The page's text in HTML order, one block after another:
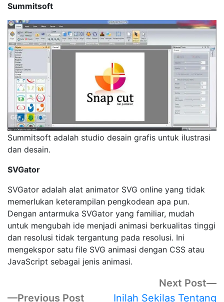
Summitsoft
Summitsoft adalah studio desain grafis untuk ilustrasi
dan desain.
SVGator
SVGator adalah alat animator SVG online yang tidak
memerlukan keterampilan pengkodean apa pun.
Dengan antarmuka SVGator yang familiar, mudah
untuk mengubah ide menjadi animasi berkualitas tinggi
dan resolusi tidak tergantung pada resolusi. Ini
mengekspor satu file SVG animasi dengan CSS atau
JavaScript sebagai jenis animasi.
Previous Post Previous
Next Post
Inilah Sekilas Tentang